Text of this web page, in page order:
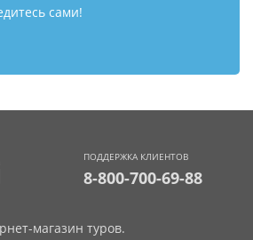
сами!
ПОДДЕРЖКА КЛИЕНТОВ
8-800-700-69-88
магазин туров.